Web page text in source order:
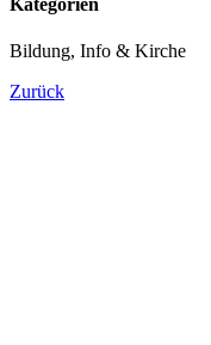
Kategorien
Bildung, Info & Kirche
Zurück